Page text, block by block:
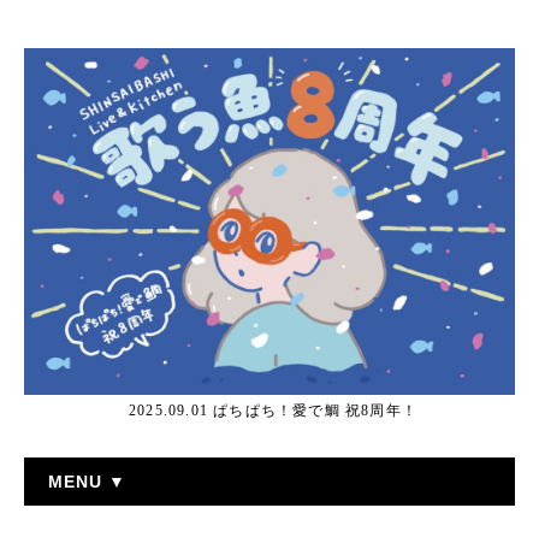
2025.09.01 ぱちぱち！愛で鯛 祝8周年！
MENU ▼